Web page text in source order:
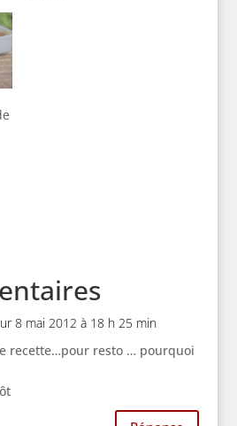
8 mai 2012 à 18 h 25 min
recette…pour resto … pourquoi